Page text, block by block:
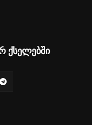
ქსელებში